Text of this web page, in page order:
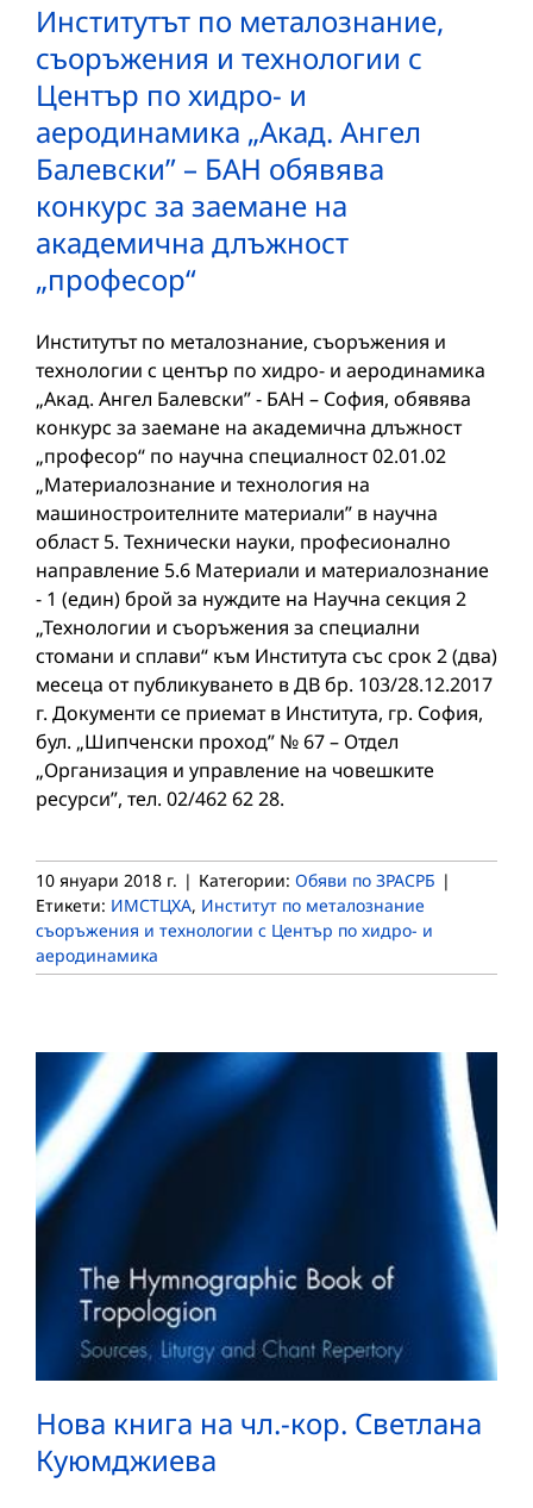
Институтът по металознание,
съоръжения и технологии с
Център по хидро- и
аеродинамика „Акад. Ангел
Балевски” – БАН обявява
конкурс за заемане на
академична длъжност
„професор“
Институтът по металознание, съоръжения и
технологии с център по хидро- и аеродинамика
„Акад. Ангел Балевски” - БАН – София, обявява
конкурс за заемане на академична длъжност
„професор“ по научна специалност 02.01.02
„Материалознание и технология на
машиностроителните материали” в научна
област 5. Технически науки, професионално
направление 5.6 Материали и материалознание
- 1 (един) брой за нуждите на Научна секция 2
„Технологии и съоръжения за специални
стомани и сплави“ към Института със срок 2 (два)
месеца от публикуването в ДВ бр. 103/28.12.2017
г. Документи се приемат в Института, гр. София,
бул. „Шипченски проход” № 67 – Отдел
„Организация и управление на човешките
ресурси”, тел. 02/462 62 28.
10 януари 2018 г. | Категории: Обяви по ЗРАСРБ |
Етикети: ИМСТЦХА, Институт по металознание
съоръжения и технологии с Център по хидро- и
аеродинамика
Нова книга на чл.-кор. Светлана
Куюмджиева